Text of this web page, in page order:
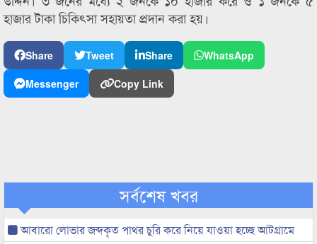
হাজার টাকা চিকিৎসা সহায়তা প্রদান করা হয়।
Share Tweet Share
WhatsApp
Messenger
Copy Link
সর্বশেষ খবর
আবারো লোভার জব্দকৃত পাথর চুরি করে নিয়ে যাওয়া হচ্ছে আটগ্রামে